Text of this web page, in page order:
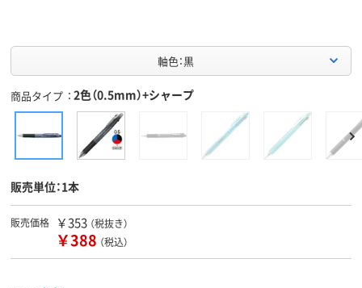
軸色：黒
商品タイプ 2色（0.5mm）+シャープ
販売単位：1本
販売価格 ￥353 （税抜き）
￥388 （税込）